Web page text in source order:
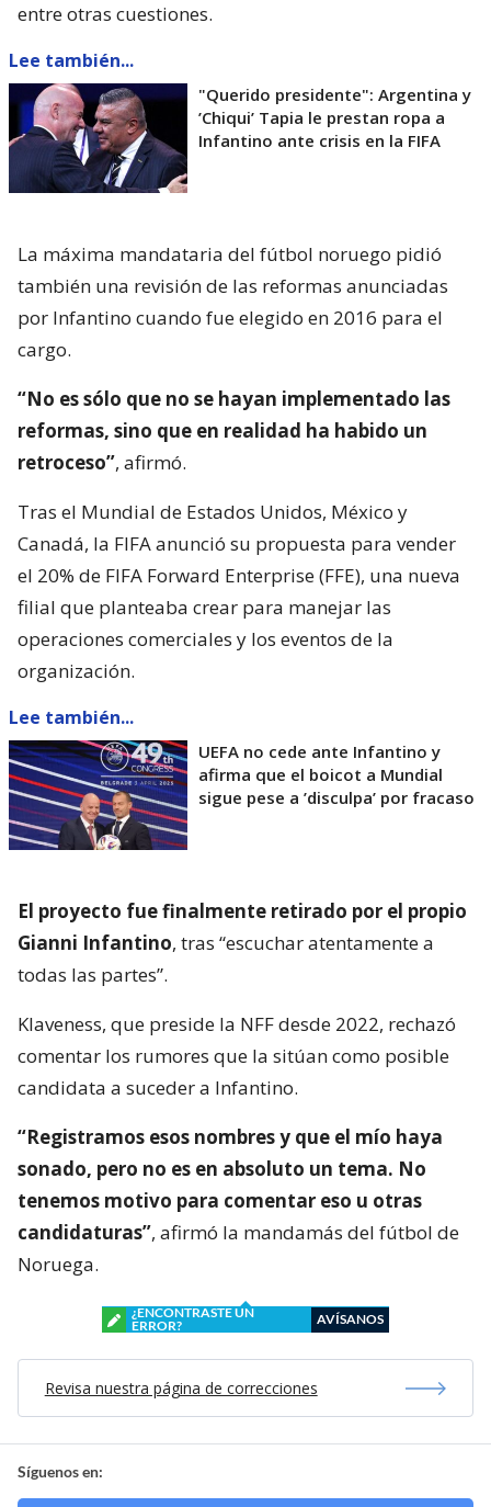
entre otras cuestiones.
Lee también...
"Querido presidente": Argentina y
’Chiqui’ Tapia le prestan ropa a
Infantino ante crisis en la FIFA
La máxima mandataria del fútbol noruego pidió
también una revisión de las reformas anunciadas
por Infantino cuando fue elegido en 2016 para el
cargo.
“No es sólo que no se hayan implementado las
reformas, sino que en realidad ha habido un
retroceso”, afirmó.
Tras el Mundial de Estados Unidos, México y
Canadá, la FIFA anunció su propuesta para vender
el 20% de FIFA Forward Enterprise (FFE), una nueva
filial que planteaba crear para manejar las
operaciones comerciales y los eventos de la
organización.
Lee también...
UEFA no cede ante Infantino y
afirma que el boicot a Mundial
sigue pese a ’disculpa’ por fracaso
El proyecto fue finalmente retirado por el propio
Gianni Infantino, tras “escuchar atentamente a
todas las partes”.
Klaveness, que preside la NFF desde 2022, rechazó
comentar los rumores que la sitúan como posible
candidata a suceder a Infantino.
“Registramos esos nombres y que el mío haya
sonado, pero no es en absoluto un tema. No
tenemos motivo para comentar eso u otras
candidaturas”, afirmó la mandamás del fútbol de
Noruega.
¿ENCONTRASTE UN
ERROR?
AVÍSANOS
Revisa nuestra página de correcciones
Síguenos en: